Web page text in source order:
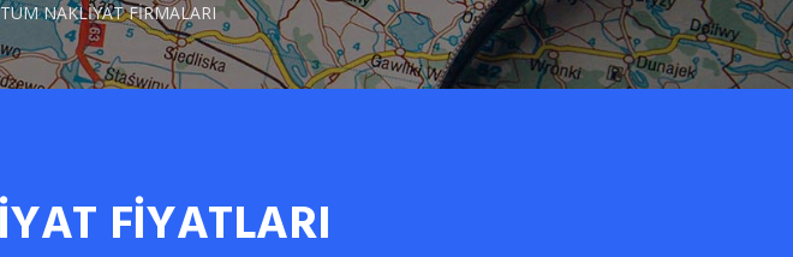
NAKLİYAT FİRMALARI
FİYATLARI